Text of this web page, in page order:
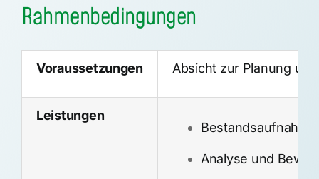
Rahmenbedingungen
Voraussetzungen Absicht zur Planung
Leistungen
Analyse und